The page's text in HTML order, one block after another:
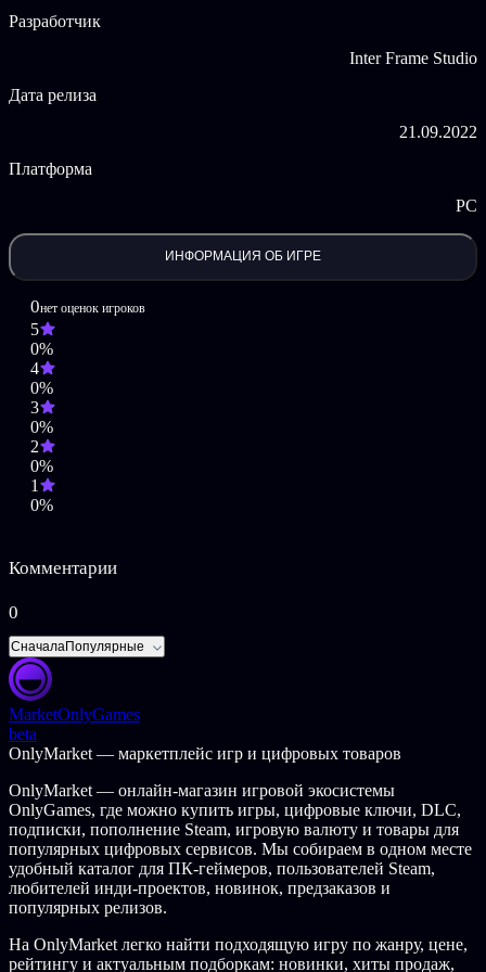
Разделенная перспектива: перемещайтесь по лабиринту
окружающий мир, одновременно показанный справа, и
осуществляется щелчком мыши).
Примите лекарство: найдите [Пузырьки с таблетками] и
нарушениями, слегка расширяя поле зрения.
Соберите свою коллекцию: каждый день вам будет
воспоминания.
Наша цель в Room 301 No.6 — воссоздать подлинный опыт
пациентов с болезнью Альцгеймера и побудить больше из нас
использовать свои глаза и действительно воспринимать мир
вокруг нас. С помощью нашей игры мы надеемся
предоставить игрокам возможность заглянуть в мир болезни
Альцгеймера и тех, кто должен с этим бороться. Вместе,
заново переживая последние и самые искренние из их
заветных воспоминаний.
Разработчик
Inter Frame Studio
Дата релиза
21.09.2022
Платформа
PC
ИНФОРМАЦИЯ ОБ ИГРЕ
0нет оценок игроков
5
0%
4
0%
3
0%
2
0%
1
0%
Комментарии
0
СначалаПопулярные
MarketOnlyGames
beta
OnlyMarket — маркетплейс игр и цифровых товаров
OnlyMarket — онлайн-магазин игровой экосистемы
OnlyGames, где можно купить игры, цифровые ключи, DLC,
подписки, пополнение Steam, игровую валюту и товары для
популярных цифровых сервисов. Мы собираем в одном месте
удобный каталог для ПК-геймеров, пользователей Steam,
любителей инди-проектов, новинок, предзаказов и
популярных релизов.
На OnlyMarket легко найти подходящую игру по жанру, цене,
рейтингу и актуальным подборкам: новинки, хиты продаж,